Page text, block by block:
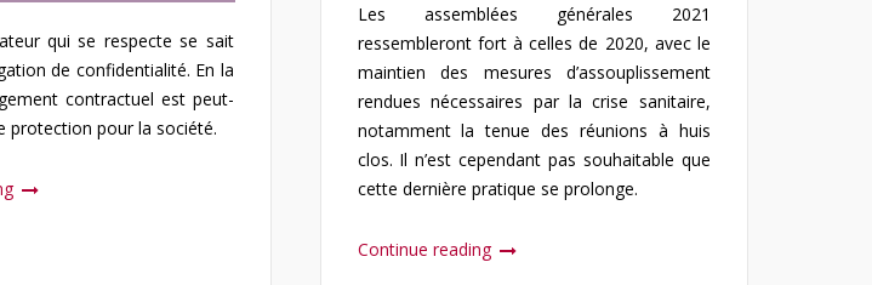
qui se respecte se sait
de confidentialité. En la
contractuel est peut-
protection pour la société.
Les assemblées générales 2021
ressembleront fort à celles de 2020, avec le
maintien des mesures d’assouplissement
rendues nécessaires par la crise sanitaire,
notamment la tenue des réunions à huis
clos. Il n’est cependant pas souhaitable que
cette dernière pratique se prolonge.
Continue reading